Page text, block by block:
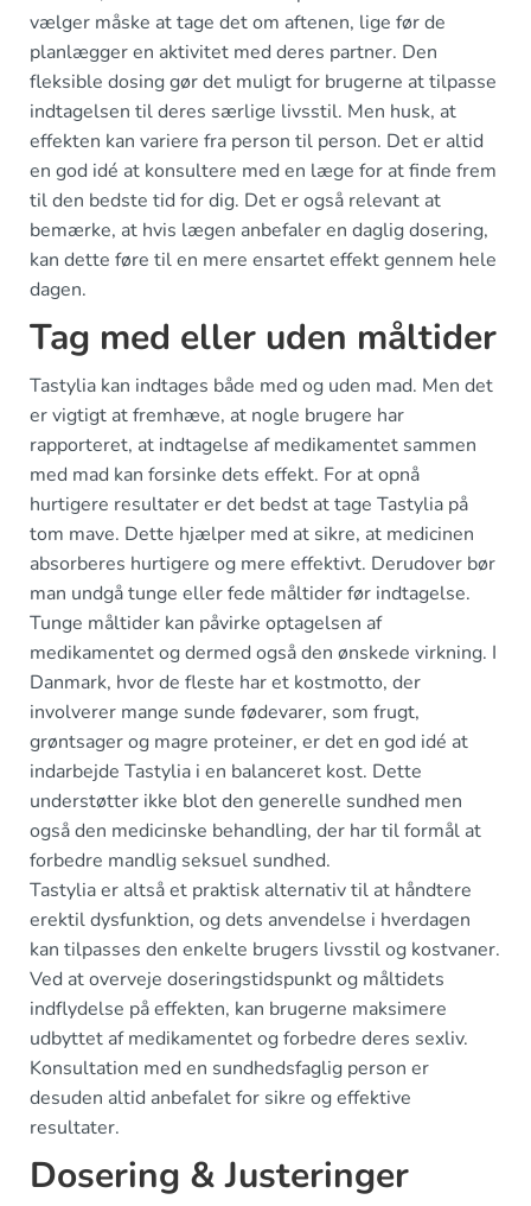
vælger måske at tage det om aftenen, lige før de
planlægger en aktivitet med deres partner. Den
fleksible dosing gør det muligt for brugerne at tilpasse
indtagelsen til deres særlige livsstil. Men husk, at
effekten kan variere fra person til person. Det er altid
en god idé at konsultere med en læge for at finde frem
til den bedste tid for dig. Det er også relevant at
bemærke, at hvis lægen anbefaler en daglig dosering,
kan dette føre til en mere ensartet effekt gennem hele
dagen.
Tag med eller uden måltider
Tastylia kan indtages både med og uden mad. Men det
er vigtigt at fremhæve, at nogle brugere har
rapporteret, at indtagelse af medikamentet sammen
med mad kan forsinke dets effekt. For at opnå
hurtigere resultater er det bedst at tage Tastylia på
tom mave. Dette hjælper med at sikre, at medicinen
absorberes hurtigere og mere effektivt. Derudover bør
man undgå tunge eller fede måltider før indtagelse.
Tunge måltider kan påvirke optagelsen af
medikamentet og dermed også den ønskede virkning. I
Danmark, hvor de fleste har et kostmotto, der
involverer mange sunde fødevarer, som frugt,
grøntsager og magre proteiner, er det en god idé at
indarbejde Tastylia i en balanceret kost. Dette
understøtter ikke blot den generelle sundhed men
også den medicinske behandling, der har til formål at
forbedre mandlig seksuel sundhed.
Tastylia er altså et praktisk alternativ til at håndtere
erektil dysfunktion, og dets anvendelse i hverdagen
kan tilpasses den enkelte brugers livsstil og kostvaner.
Ved at overveje doseringstidspunkt og måltidets
indflydelse på effekten, kan brugerne maksimere
udbyttet af medikamentet og forbedre deres sexliv.
Konsultation med en sundhedsfaglig person er
desuden altid anbefalet for sikre og effektive
resultater.
Dosering & Justeringer